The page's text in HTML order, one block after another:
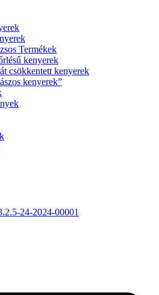
Termékek
kenyerek
csökkentett kenyerek
kenyerek”
24-2024-00001